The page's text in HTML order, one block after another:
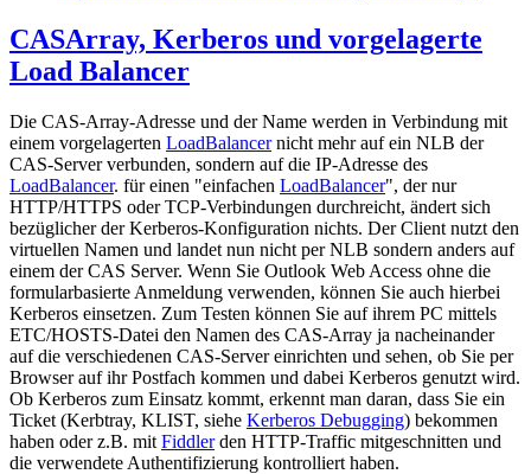
CASArray, Kerberos und vorgelagerte
Load Balancer
Die CAS-Array-Adresse und der Name werden in Verbindung mit
einem vorgelagerten LoadBalancernicht mehr auf ein NLB der
CAS-Server verbunden, sondern auf die IP-Adresse des
LoadBalancer. für einen "einfachen LoadBalancer", der nur
HTTP/HTTPS oder TCP-Verbindungen durchreicht, ändert sich
bezüglicher der Kerberos-Konfiguration nichts. Der Client nutzt den
virtuellen Namen und landet nun nicht per NLB sondern anders auf
einem der CAS Server. Wenn Sie Outlook Web Access ohne die
formularbasierte Anmeldung verwenden, können Sie auch hierbei
Kerberos einsetzen. Zum Testen können Sie auf ihrem PC mittels
ETC/HOSTS-Datei den Namen des CAS-Array ja nacheinander
auf die verschiedenen CAS-Server einrichten und sehen, ob Sie per
Browser auf ihr Postfach kommen und dabei Kerberos genutzt wird.
Ob Kerberos zum Einsatz kommt, erkennt man daran, dass Sie ein
Ticket (Kerbtray, KLIST, siehe Kerberos Debugging) bekommen
haben oder z.B. mit Fiddlerden HTTP-Traffic mitgeschnitten und
die verwendete Authentifizierung kontrolliert haben.